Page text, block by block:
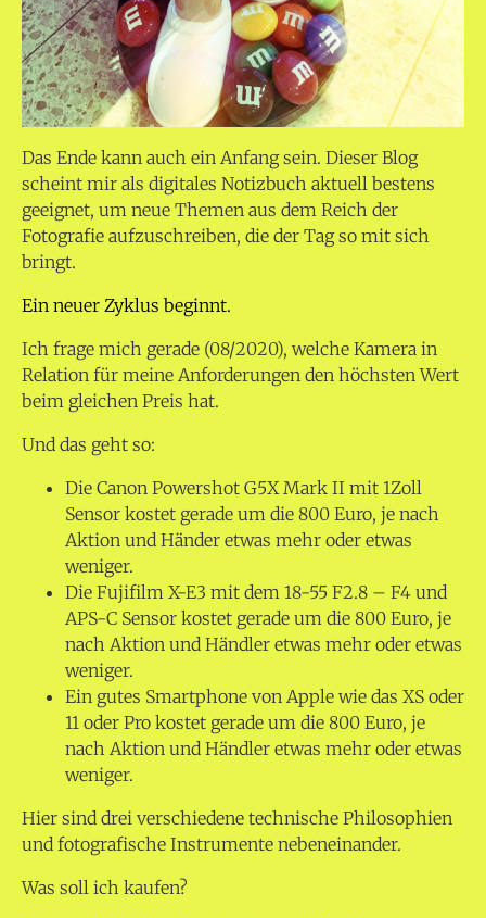
Das Ende kann auch ein Anfang sein. Dieser Blog
scheint mir als digitales Notizbuch aktuell bestens
geeignet, um neue Themen aus dem Reich der
Fotografie aufzuschreiben, die der Tag so mit sich
bringt.
Ein neuer Zyklus beginnt.
Ich frage mich gerade (08/2020), welche Kamera in
Relation für meine Anforderungen den höchsten Wert
beim gleichen Preis hat.
Und das geht so:
Die Canon Powershot G5X Mark II mit 1Zoll
Sensor kostet gerade um die 800 Euro, je nach
Aktion und Händer etwas mehr oder etwas
weniger.
Die Fujifilm X-E3 mit dem 18-55 F2.8 – F4 und
APS-C Sensor kostet gerade um die 800 Euro, je
nach Aktion und Händler etwas mehr oder etwas
weniger.
Ein gutes Smartphone von Apple wie das XS oder
11 oder Pro kostet gerade um die 800 Euro, je
nach Aktion und Händler etwas mehr oder etwas
weniger.
Hier sind drei verschiedene technische Philosophien
und fotografische Instrumente nebeneinander.
Was soll ich kaufen?